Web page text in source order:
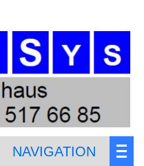
NAVIGATION